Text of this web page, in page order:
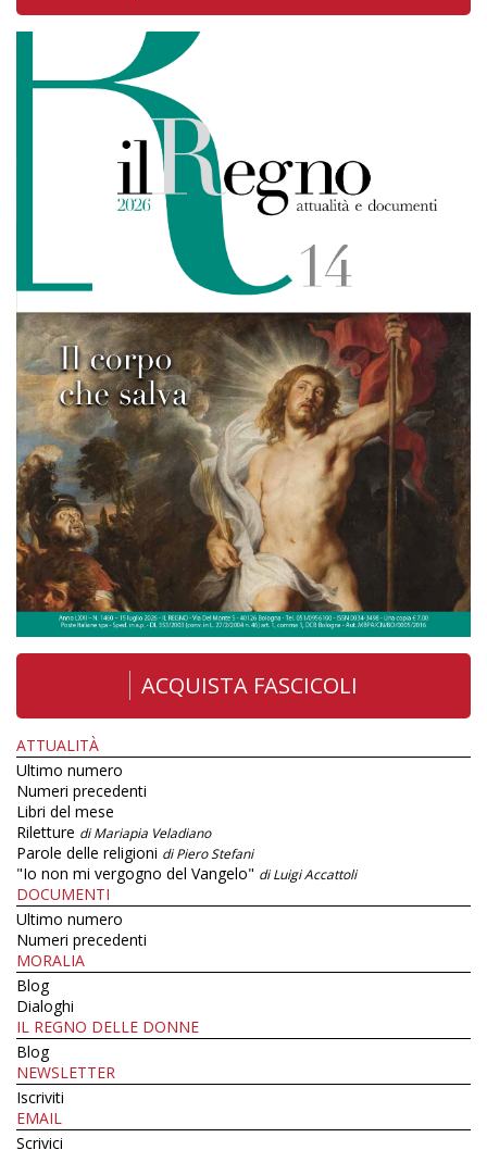
ACQUISTA FASCICOLI
ATTUALITÀ
Ultimo numero
Numeri precedenti
Libri del mese
Riletture di Mariapia Veladiano
Parole delle religioni di Piero Stefani
"Io non mi vergogno del Vangelo" di Luigi Accattoli
DOCUMENTI
Ultimo numero
Numeri precedenti
MORALIA
Blog
Dialoghi
IL REGNO DELLE DONNE
Blog
NEWSLETTER
Iscriviti
EMAIL
Scrivici